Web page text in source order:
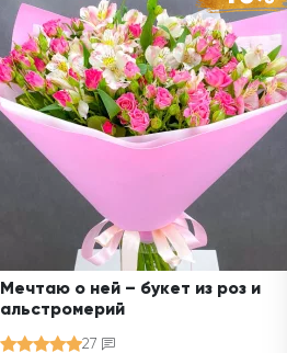
Мечтаю о ней – букет из роз и
альстромерий
27